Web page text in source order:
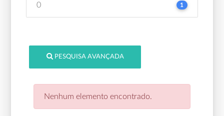
0 1
PESQUISA AVANÇADA
Nenhum elemento encontrado.